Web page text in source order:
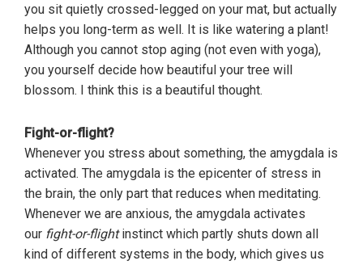
you sit quietly crossed-legged on your mat, but actually
helps you long-term as well. It is like watering a plant!
Although you cannot stop aging (not even with yoga),
you yourself decide how beautiful your tree will
blossom. I think this is a beautiful thought.
Fight-or-flight?
Whenever you stress about something, the amygdala is
activated. The amygdala is the epicenter of stress in
the brain, the only part that reduces when meditating.
Whenever we are anxious, the amygdala activates
our fight-or-flightinstinct which partly shuts down all
kind of different systems in the body, which gives us